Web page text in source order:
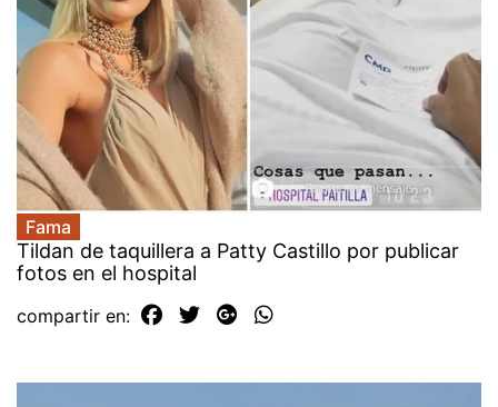
Fama
Tildan de taquillera a Patty Castillo por publicar
fotos en el hospital
compartir en: